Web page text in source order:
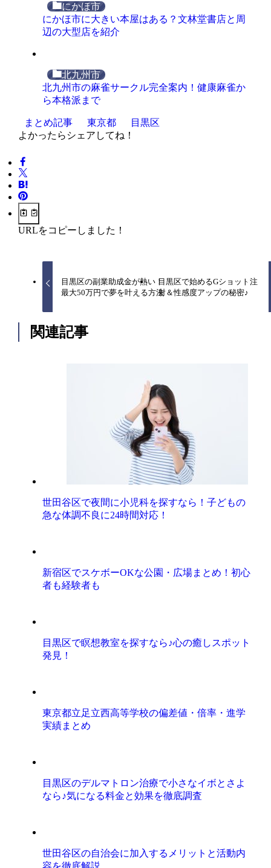
にかほ市
にかほ市に大きい本屋はある？文林堂書店と周
辺の大型店を紹介
北九州市
北九州市の麻雀サークル完全案内！健康麻雀か
ら本格派まで
まとめ記事 東京都
目黒区
よかったらシェアしてね！
URLをコピーしました！
目黒区の副業助成金が熱い！
最大50万円で夢を叶える方法
目黒区で始めるGショット注
射＆性感度アップの秘密♪
関連記事
世田谷区で夜間に小児科を探すなら！子どもの
急な体調不良に24時間対応！
新宿区でスケボーOKな公園・広場まとめ！初心
者も経験者も
目黒区で瞑想教室を探すなら♪心の癒しスポット
発見！
東京都立足立西高等学校の偏差値・倍率・進学
実績まとめ
目黒区のデルマトロン治療で小さなイボとさよ
なら♪気になる料金と効果を徹底調査
世田谷区の自治会に加入するメリットと活動内
容を徹底解説